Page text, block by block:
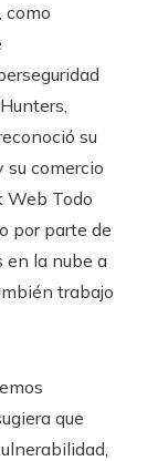
como
su
su comercio
Web Todo
por parte de
en la nube a
trabajo
que